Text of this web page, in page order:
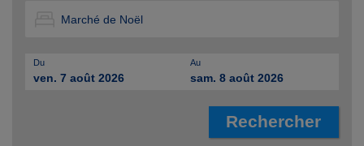
Du
ven. 7 août 2026
Au
sam. 8 août 2026